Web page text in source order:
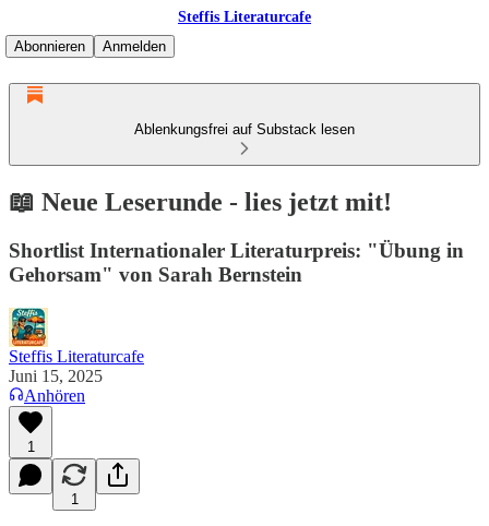
Steffis Literaturcafe
Abonnieren
Anmelden
Ablenkungsfrei auf Substack lesen
📖 Neue Leserunde - lies jetzt mit!
Shortlist Internationaler Literaturpreis: "Übung in
Gehorsam" von Sarah Bernstein
Steffis Literaturcafe
Juni 15, 2025
Anhören
1
1